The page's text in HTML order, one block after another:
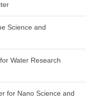
Science and
Water Research
for Nano Science and